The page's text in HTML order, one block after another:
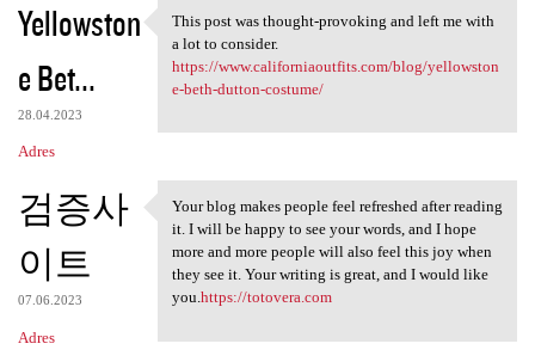
Yellowston
e Bet...
28.04.2023
Adres
This post was thought
This post was thought-provoking and left me with
a lot to consider.
https://www.californiaoutfits.com/blog/yellowston
e-beth-dutton-costume/
검증사
이트
07.06.2023
Adres
Your blog makes people feel
Your blog makes people feel refreshed after reading
it. I will be happy to see your words, and I hope
more and more people will also feel this joy when
they see it. Your writing is great, and I would like
you.https://totovera.com